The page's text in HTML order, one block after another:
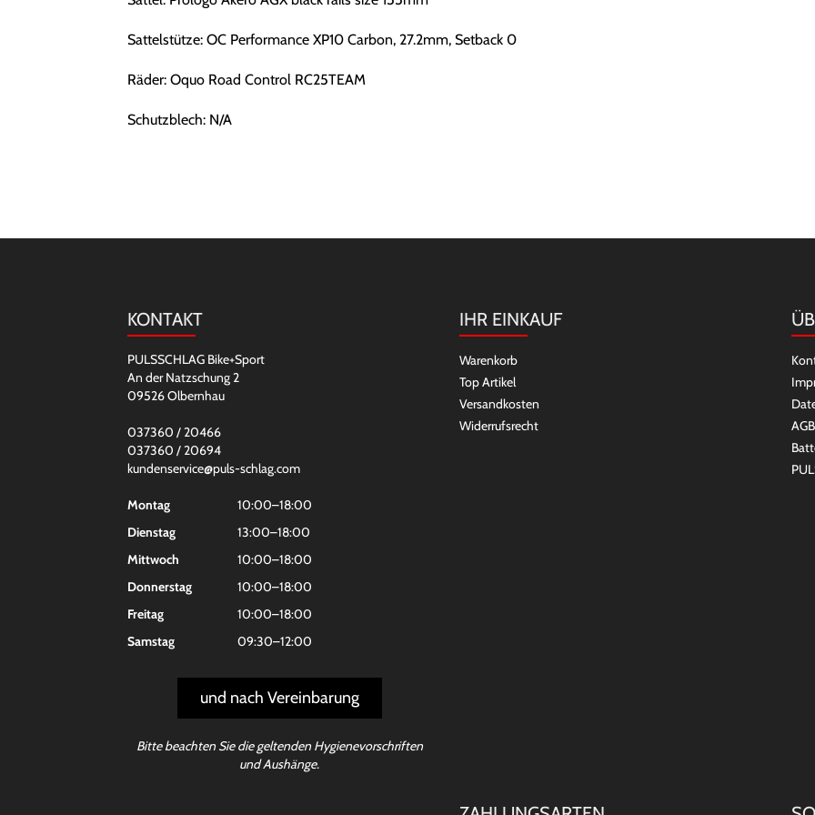
Sattelstütze: OC Performance XP10 Carbon, 27.2mm, Setback 0
Räder: Oquo Road Control RC25TEAM
Schutzblech: N/A
KONTAKT
PULSSCHLAG Bike+Sport
An der Natzschung 2
09526 Olbernhau
037360 / 20466
037360 / 20694
kundenservice@puls-schlag.com
Montag
10:00–18:00
Dienstag
13:00–18:00
Mittwoch
10:00–18:00
Donnerstag
10:00–18:00
Freitag
10:00–18:00
Samstag
09:30–12:00
und nach Vereinbarung
Bitte beachten Sie die geltenden Hygienevorschriften
und Aushänge.
IHR EINKAUF
Warenkorb
Top Artikel
Versandkosten
Widerrufsrecht
AGB